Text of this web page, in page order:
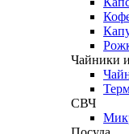
Чайники
СВЧ